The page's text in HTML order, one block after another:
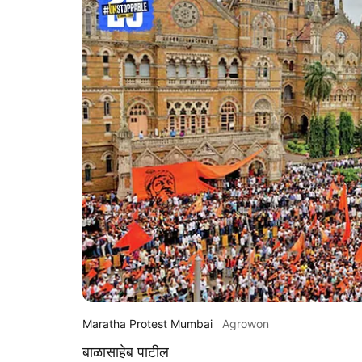
Maratha Protest Mumbai Agrowon
बाळासाहेब पाटील